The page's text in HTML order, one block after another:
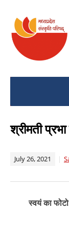
श्रीमती
July 26, 2021
स्वयं का